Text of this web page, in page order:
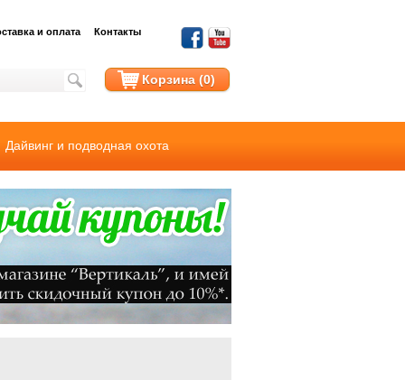
Корзина (0)
и оплата Контакты
Дайвинг и подводная охота